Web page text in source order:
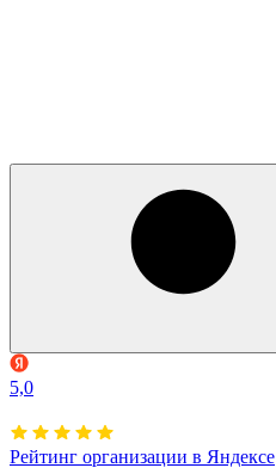
5,0
Рейтинг организации в Яндексе